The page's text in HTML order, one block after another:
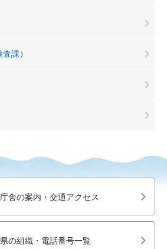
課）
舎の案内・交通アクセス
県の組織・電話番号一覧